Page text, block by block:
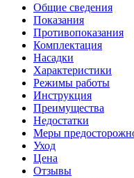
Общие сведения
Показания
Противопоказания
Комплектация
Насадки
Характеристики
Режимы работы
Инструкция
Преимущества
Недостатки
Меры
Уход
Цена
Отзывы